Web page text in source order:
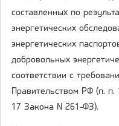
составленных по
энергетических
энергетических
добровольных
соответствии с
Правительством РФ (п. п.
17 Закона N 261-ФЗ).